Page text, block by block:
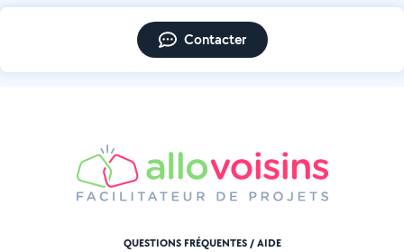
Contacter
QUESTIONS FRÉQUENTES / AIDE